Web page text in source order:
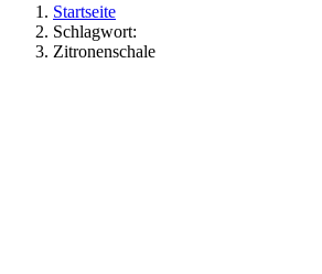
Startseite
Schlagwort:
Zitronenschale